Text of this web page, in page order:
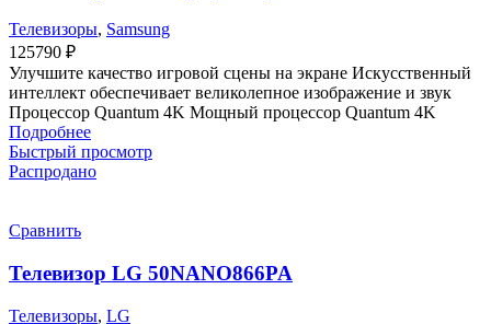
Телевизоры, Samsung
125790 ₽
Улучшите качество игровой сцены на экране Искусственный
интеллект обеспечивает великолепное изображение и звук
Процессор Quantum 4K Мощный процессор Quantum 4K
Подробнее
Быстрый просмотр
Распродано
Сравнить
Телевизор LG 50NANO866PA
Телевизоры, LG